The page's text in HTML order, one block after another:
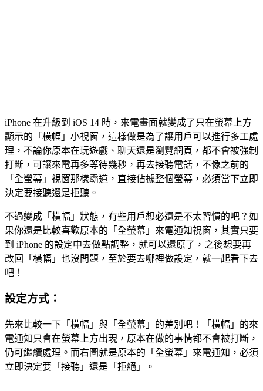
iPhone 在升級到 iOS 14 時，來電畫面就變成了只在螢幕上方
顯示的「橫幅」小視窗，這樣做是為了讓用戶可以進行多工處
理，不論你原本在玩遊戲、聊天還是瀏覽網頁，都不會被強制
打斷，可讓來電再多等待幾秒，再去接聽電話，不像之前的
「全螢幕」視窗那樣霸道，直接佔據整個螢幕，必須當下立即
決定要接聽還是拒聽。
不過變成「橫幅」狀態，有些用戶想必還是不太習慣的吧？如
果你還是比較喜歡原本的「全螢幕」來電通知視窗，其實只要
到 iPhone 的設定中去做點調整，就可以還原了，之後想要再
改回「橫幅」也沒問題，至於要去哪裡做設定，就一起看下去
吧！
設定方式：
先來比較一下「橫幅」與「全螢幕」的差別吧！「橫幅」的來
電通知只會在螢幕上方出現，原本在做的事情都不會被打斷，
仍可繼續處理。而右圖就是原本的「全螢幕」來電通知，必須
立即決定要「接聽」還是「拒絕」。